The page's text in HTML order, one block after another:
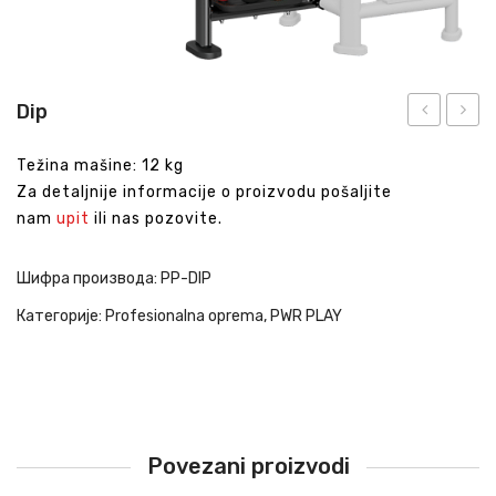
Dip
Težina mašine: 12 kg
Za detaljnije informacije o proizvodu pošaljite
nam upit ili nas pozovite.
Шифра производа: PP-DIP
Категорије: Profesionalna oprema, PWR PLAY
Povezani proizvodi